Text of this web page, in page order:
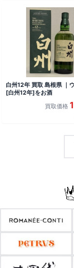
白州12年 買取 島根県 ｜
[白州12年]をお酒
買取価格